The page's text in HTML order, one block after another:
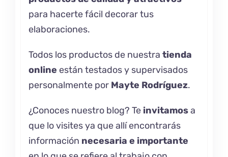
para hacerte fácil decorar tus
elaboraciones.
Todos los productos de nuestra tienda
online están testados y supervisados
personalmente por Mayte Rodríguez.
¿Conoces nuestro blog? Te invitamosa
que lo visites ya que allí encontrarás
información necesaria e importante